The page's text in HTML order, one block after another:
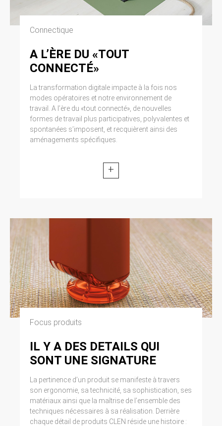
Connectique
A L’ÈRE DU «TOUT
CONNECTÉ»
La transformation digitale impacte à la fois nos
modes opératoires et notre environnement de
travail. A l’ère du «tout connecté», de nouvelles
formes de travail plus participatives, polyvalentes et
spontanées s’imposent, et recquièrent ainsi des
aménagements spécifiques.
+
Focus produits
IL Y A DES DETAILS QUI
SONT UNE SIGNATURE
La pertinence d’un produit se manifeste à travers
son ergonomie, sa technicité, sa sophistication, ses
matériaux ainsi que la maîtrise de l’ensemble des
techniques nécessaires à sa réalisation. Derrière
chaque détail de produits CLEN réside une histoire :